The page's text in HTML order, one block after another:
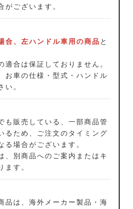
がございます。
合、左ハンドル車用の商品 と
適合は保証しておりません。
お車の仕様・型式・ハンドル
い。
も販売している、一部商品管
るため、ご注文のタイミング
る場合がございます。
、別商品へのご案内またはキ
ます。
品は、海外メーカー製品・海